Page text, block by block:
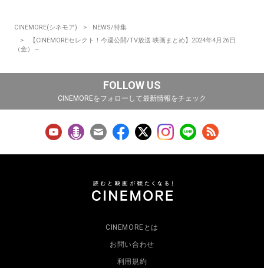
CINEMORE(シネモア)
NEWS/特集
【CINEMOREセレクト！今週公開/TV放送 映画まとめ】2024年4月26日
（金）～
FOLLOW US
CINEMOREをフォローして最新情報をチェック
CINEMOREとは
お問い合わせ
利用規約